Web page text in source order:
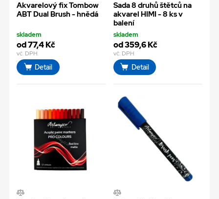
Akvarelový fix Tombow
ABT Dual Brush - hnědá
skladem
od 77,4 Kč
vč. DPH
Detail
Sada 8 druhů štětců na
akvarel HIMI - 8 ks v
balení
skladem
od 359,6 Kč
vč. DPH
Detail